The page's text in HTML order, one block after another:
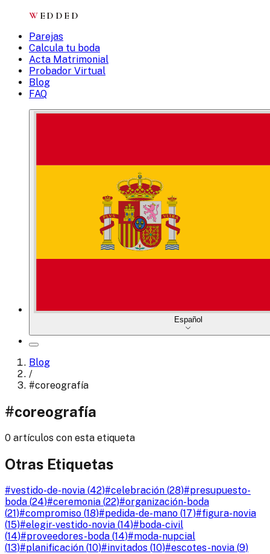
W EDDED
Parejas
Calcula tu boda
Acta Matrimonial
Probador Virtual
Blog
FAQ
Español
Blog
/
#coreografía
#coreografía
0 artículos con esta etiqueta
Otras Etiquetas
#vestido-de-novia (42)#celebración (28)#presupuesto-
boda (24)#ceremonia (22)#organización-boda
(21)#compromiso (18)#pedida-de-mano (17)#figura-novia
(15)#elegir-vestido-novia (14)#boda-civil
(14)#proveedores-boda (14)#moda-nupcial
(13)#planificación (10)#invitados (10)#escotes-novia (9)